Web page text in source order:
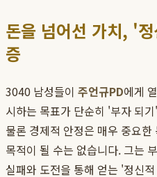
돈을 넘어선 가치, '
증
3040 남성들이 주언규PD에게
시하는 목표가 단순히 '부자 되
물론 경제적 안정은 매우 중요
목적이 될 수는 없습니다. 그는
실패와 도전을 통해 얻는 '정신